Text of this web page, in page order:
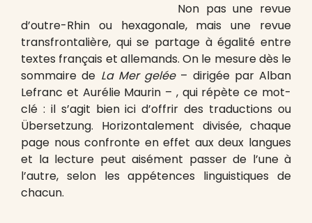
Non pas une revue
d’outre-Rhin ou hexagonale, mais une revue
transfrontalière, qui se partage à égalité entre
textes français et allemands. On le mesure dès le
sommaire de La Mer gelée– dirigée par Alban
Lefranc et Aurélie Maurin – , qui répète ce mot-
clé : il s’agit bien ici d’offrir des traductions ou
Übersetzung. Horizontalement divisée, chaque
page nous confronte en effet aux deux langues
et la lecture peut aisément passer de l’une à
l’autre, selon les appétences linguistiques de
chacun.